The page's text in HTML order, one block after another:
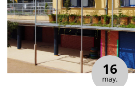
16
may.